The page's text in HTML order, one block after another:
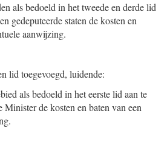
als bedoeld in het tweede en derde lid
gedeputeerde staten de kosten en
aanwijzing.
lid toegevoegd, luidende:
als bedoeld in het eerste lid aan te
de kosten en baten van een